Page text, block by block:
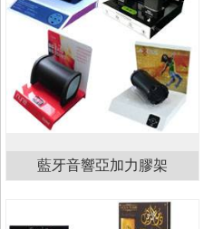
藍牙音響亞加力膠架